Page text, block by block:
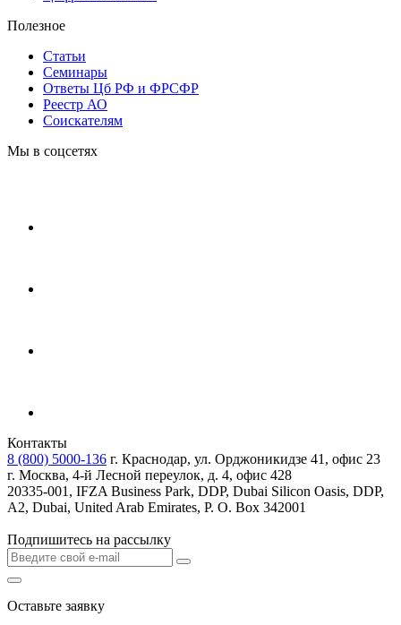
Полезное
Статьи
Cеминары
Ответы Цб РФ и ФРСФР
Реестр АО
Соискателям
Мы в соцсетях
Контакты
8 (800) 5000-136 г. Краснодар, ул. Орджоникидзе 41, офис 23
г. Москва, 4-й Лесной переулок, д. 4, офис 428
20335-001, IFZA Business Park, DDP, Dubai Silicon Oasis, DDP,
A2, Dubai, United Arab Emirates, P. O. Box 342001
Подпишитесь на рассылку
Оставьте заявку